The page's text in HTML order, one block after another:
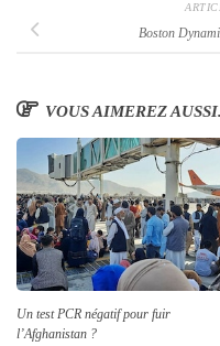
Boston
VOUS AIMEREZ
Un test PCR négatif pour fuir
l’Afghanistan ?